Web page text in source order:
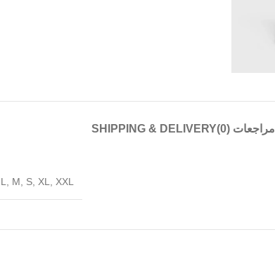
مراجعات (0) SHIPPING & DELIVERY
L M S XL XXL